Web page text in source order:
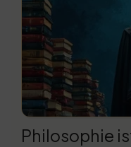
Philosophie